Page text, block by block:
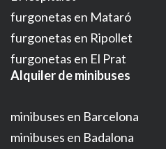
furgonetas en Mataró
furgonetas en Ripollet
furgonetas en El Prat
Alquiler de minibuses
minibuses en Barcelona
minibuses en Badalona